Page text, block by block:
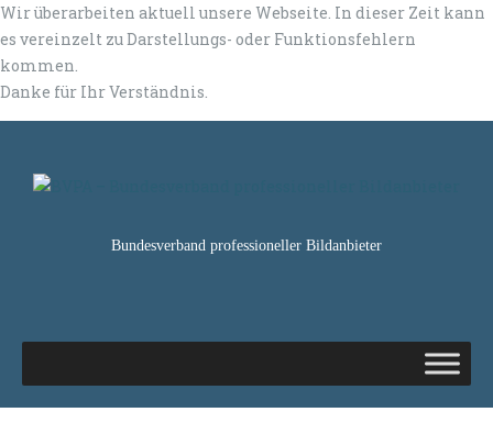
Wir überarbeiten aktuell unsere Webseite. In dieser Zeit kann
es vereinzelt zu Darstellungs- oder Funktionsfehlern
kommen.
Danke für Ihr Verständnis.
Bundesverband professioneller Bildanbieter